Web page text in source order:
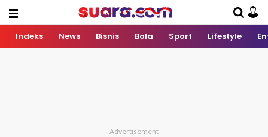
Indeks News Bisnis Bola Sport Lifestyle